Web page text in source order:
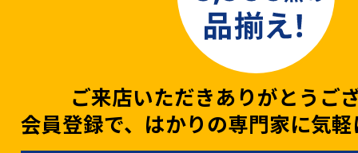
ご来店いただきありがとうご
会員登録で、はかりの専門家に気